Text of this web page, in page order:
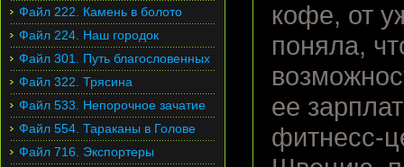
кофе, от
поняла,
ее
фитнесс-
Файл 222. Камень в болото
Файл 224. Наш городок
Файл 301. Путь благословенных
Файл 322. Трясина
Файл 533. Непорочное зачатие
Файл 554. Тараканы в Голове
Файл 716. Экспортеры